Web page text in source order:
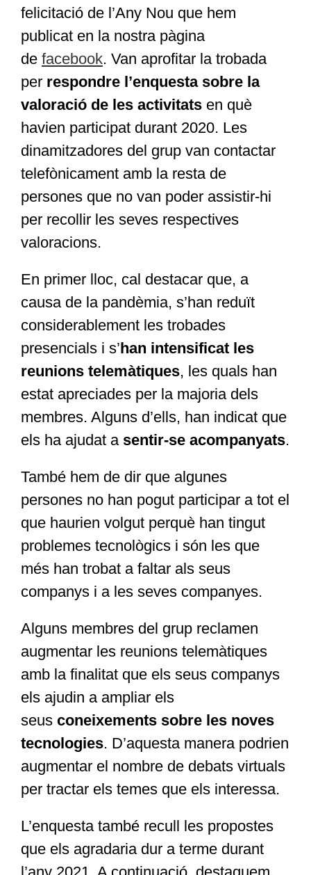
felicitació de l’Any Nou que hem
publicat en la nostra pàgina
de facebook. Van aprofitar la trobada
per respondre l’enquesta sobre la
valoració de les activitatsen què
havien participat durant 2020. Les
dinamitzadores del grup van contactar
telefònicament amb la resta de
persones que no van poder assistir-hi
per recollir les seves respectives
valoracions.
En primer lloc, cal destacar que, a
causa de la pandèmia, s’han reduït
considerablement les trobades
presencials i s’ han intensificat les
reunions telemàtiques, les quals han
estat apreciades per la majoria dels
membres. Alguns d’ells, han indicat que
els ha ajudat a sentir-se acompanyats.
També hem de dir que algunes
persones no han pogut participar a tot el
que haurien volgut perquè han tingut
problemes tecnològics i són les que
més han trobat a faltar als seus
companys i a les seves companyes.
Alguns membres del grup reclamen
augmentar les reunions telemàtiques
amb la finalitat que els seus companys
els ajudin a ampliar els
seus coneixements sobre les noves
tecnologies. D’aquesta manera podrien
augmentar el nombre de debats virtuals
per tractar els temes que els interessa.
L’enquesta també recull les propostes
que els agradaria dur a terme durant